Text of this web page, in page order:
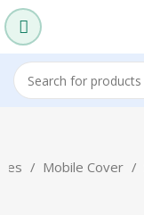
Mobile Cover